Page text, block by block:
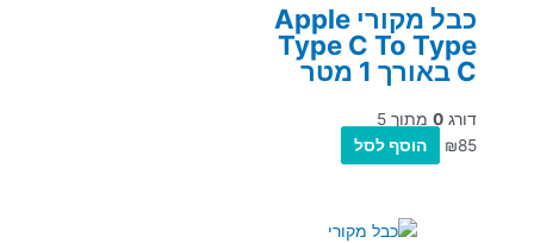
כבל מקורי Apple
Type C To Type
C באורך 1 מטר
דורג 0 מתוך 5
₪85 הוסף לסל